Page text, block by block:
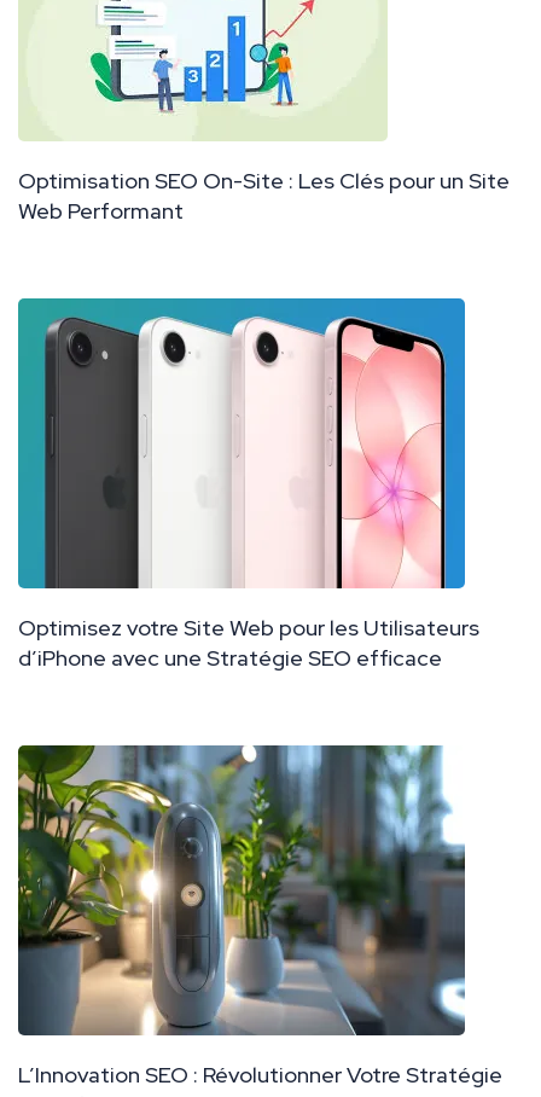
Optimisation SEO On-Site : Les Clés pour un Site
Web Performant
Optimisez votre Site Web pour les Utilisateurs
d’iPhone avec une Stratégie SEO efficace
L’Innovation SEO : Révolutionner Votre Stratégie